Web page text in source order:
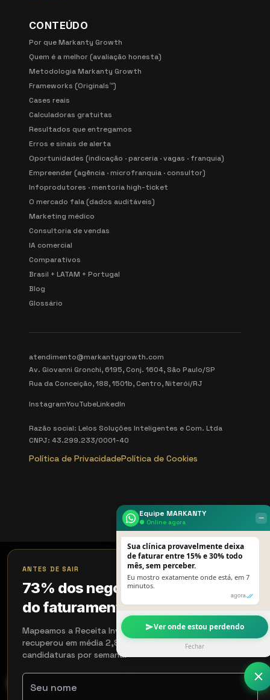
CONTEÚDO
Por que Markanty Growth
Quem é a melhor (avaliação honesta)
Metodologia Markanty Growth
Frameworks (Originals™)
Cases reais
Calculadoras gratuitas
Resultados que entregamos
Erros e sinais de alerta
Oportunidades (indicação · parceria · vagas · franquia)
Empreender (agência · microfranquia · consultor)
Infoprodutores · mentoria high-ticket
O mercado fala (dados auditáveis)
Marketing médico
Consultoria de vendas
IA comercial
Comparativos
Brasil + LATAM + Portugal
Blog
Glossário
atendimento@markantygrowth.com
Av. Giovanni Gronchi, 6195, Conj. 1604, São Paulo/SP
Rua da Conceição, 188, 1501b, Centro, Niterói/RJ
InstagramYouTubeLinkedIn
Razão social: Lelos Soluções Inteligentes e Com. Ltda
CNPJ: 43.299.233/0001-40
Política de PrivacidadePolítica de Cookies
Contato
ANTES DE SAIR
73% dos negócios perdem 18%
do faturamento sem perceber
Mapeamos a Receita Invisível em 15 min. Quem aplicou
recuperou em média 2,8× em 90 dias. Aceitamos 4
candidaturas por semana.
Equipe MARKANTY
● Online agora ‒
Sua clínica provavelmente deixa
de faturar entre 15% e 30% todo
mês, sem perceber.
Eu mostro exatamente onde está, em 7
minutos.
agora
Ver onde estou perdendo
Fechar